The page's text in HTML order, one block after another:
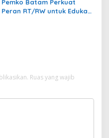
Pemko Batam Perkuat
Peran RT/RW untuk Edukasi
Ruas yang wajib